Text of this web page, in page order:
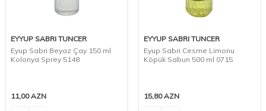
EYYUP SABRI TUNCER
Eyup Sabri Beyaz Çay 150 ml
Kolonya Sprey 5148
11,00AZN
EYYUP SABRI TUNCER
Eyup Sabri Cesme Limonu
Köpük Sabun 500 ml 0715
15,80AZN